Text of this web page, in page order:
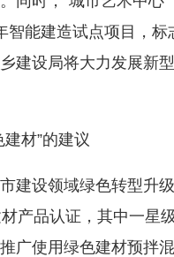
智能建造试点项目，
建设局将大力发展新
材”的建议
设领域绿色转型升级
产品认证，其中一星
广使用绿色建材预拌